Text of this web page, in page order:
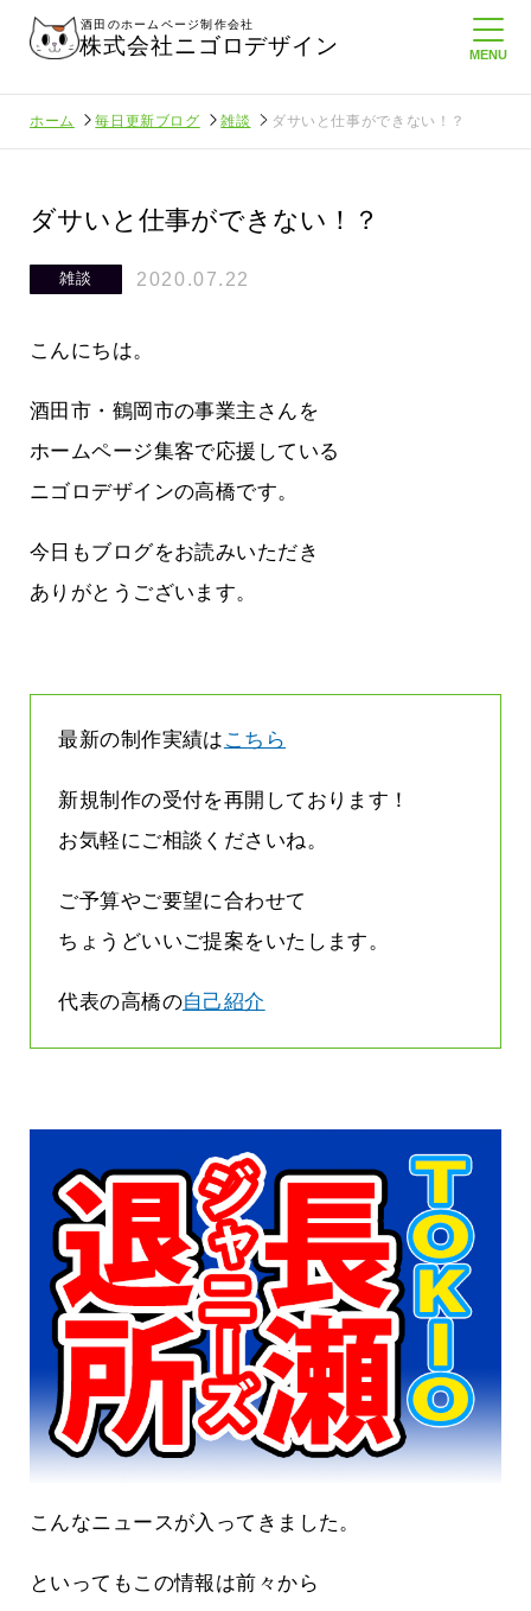
酒田のホームページ制作会社
株式会社ニゴロデザイン
ホーム 毎日更新ブログ 雑談 ダサいと仕事ができない！？
ダサいと仕事ができない！？
雑談 2020.07.22
こんにちは。
酒田市・鶴岡市の事業主さんを
ホームページ集客で応援している
ニゴロデザインの高橋です。
今日もブログをお読みいただき
ありがとうございます。
最新の制作実績は こちら
新規制作の受付を再開しております！
お気軽にご相談くださいね。
ご予算やご要望に合わせて
ちょうどいいご提案をいたします。
代表の高橋の自己紹介
こんなニュースが入ってきました。
といってもこの情報は前々から
2026.07.30